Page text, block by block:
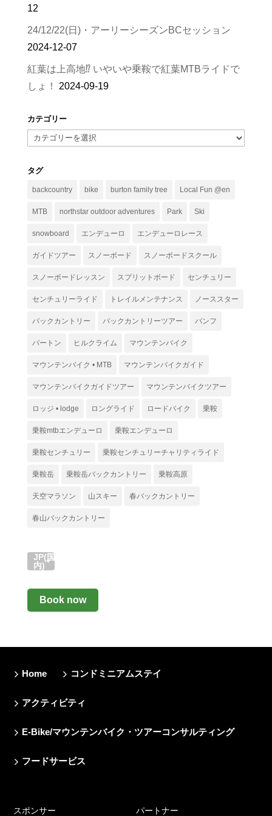
12
24/12/22(日)・アーリーシーズンBCセッション
2024-12-07
紅葉は上高地⁉︎ いやいや乗鞍で紅葉MTBライドで
しょ！
2024-09-19
カテゴリー
カ
ゴ
リ
タグ
backcountry bike burton family tree Local Fun @en
MTB northstar outdoor adventures Park Ski
snowboard エンデューロ エンデューロレース
ガイドツアー スノーボード スノーボードスクール
スノーボードレッスン スプリットボード センチュリー
センチュリーライド トレイルメンテナンス ノーススター
バックカントリー バックカントリーツアー バンフ
バートン ヒルクライム マウンテンバイク
マウンテンバイク • MTB マウンテンバイクガイド
マウンテンバイクガイドツアー マウンテンバイクツアー
ロッジ • lodge ロングライド ロードバイク 乗鞍
乗鞍mtbエンデューロ 乗鞍エンデューロ
乗鞍センチュリー 乗鞍センチュリーチャリティライド
乗鞍岳 乗鞍岳バックカントリー 乗鞍高原
天空マラソン 山スキー 春バックカントリー
春山バックカントリー
JP(国
内)
Book now
スポンサー パートナー
Home コンドミニアムステイ
アクティビティ
E-Bike/マウンテンバイク・ツアーコンサルティング
フードサービス